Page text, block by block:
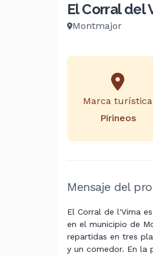
El Corral del
Montmajor
Marca turística
Pirineos
Mensaje del
El Corral de l'Vima
en el municipio de
repartidas en tres
y un comedor. En la